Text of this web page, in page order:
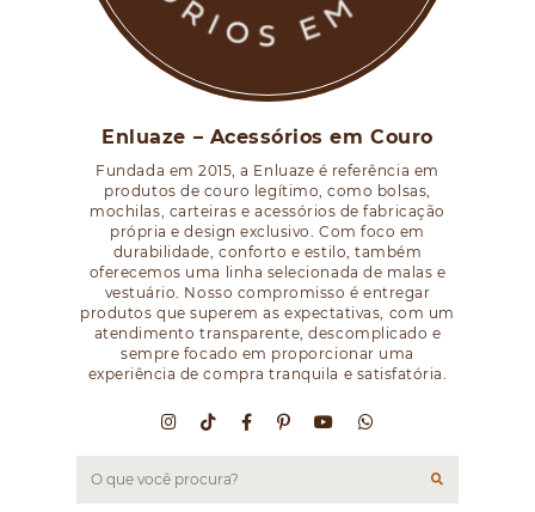
Enluaze – Acessórios em Couro
Fundada em 2015, a Enluaze é referência em
produtos de couro legítimo, como bolsas,
mochilas, carteiras e acessórios de fabricação
própria e design exclusivo. Com foco em
durabilidade, conforto e estilo, também
oferecemos uma linha selecionada de malas e
vestuário. Nosso compromisso é entregar
produtos que superem as expectativas, com um
atendimento transparente, descomplicado e
sempre focado em proporcionar uma
experiência de compra tranquila e satisfatória.